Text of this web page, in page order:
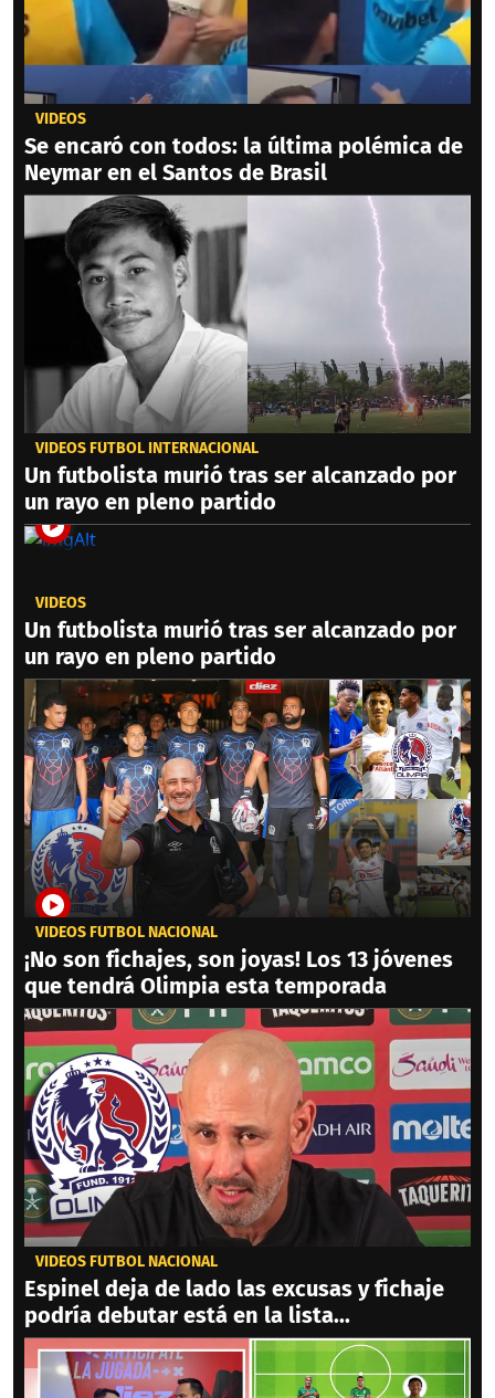
VIDEOS
Se encaró con todos: la última polémica de
Neymar en el Santos de Brasil
VIDEOS FÚTBOL INTERNACIONAL
Un futbolista murió tras ser alcanzado por
un rayo en pleno partido
VIDEOS
Un futbolista murió tras ser alcanzado por
un rayo en pleno partido
VIDEOS FÚTBOL NACIONAL
¡No son fichajes, son joyas! Los 13 jóvenes
que tendrá Olimpia esta temporada
VIDEOS FÚTBOL NACIONAL
Espinel deja de lado las excusas y fichaje
podría debutar está en la lista...